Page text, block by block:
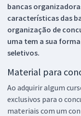
bancas
características das
organização de
uma tem a sua
seletivos.
Material para
Ao adquirir algum
exclusivos para o
materiais com um